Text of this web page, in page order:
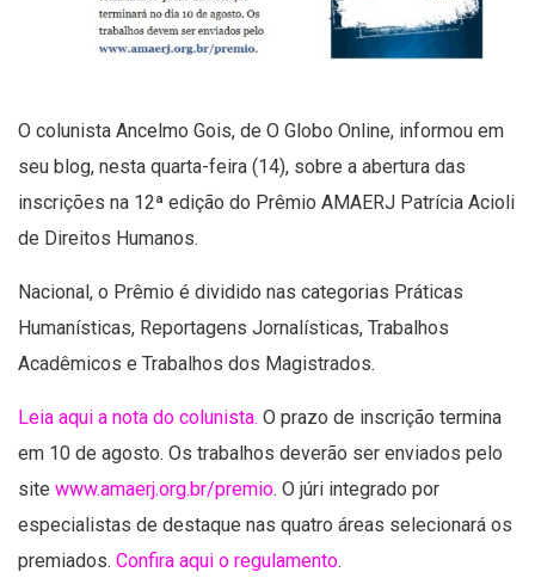
O colunista Ancelmo Gois, de O Globo Online, informou em
seu blog, nesta quarta-feira (14), sobre a abertura das
inscrições na 12ª edição do Prêmio AMAERJ Patrícia Acioli
de Direitos Humanos.
Nacional, o Prêmio é dividido nas categorias Práticas
Humanísticas, Reportagens Jornalísticas, Trabalhos
Acadêmicos e Trabalhos dos Magistrados.
Leia aqui a nota do colunista. O prazo de inscrição termina
em 10 de agosto. Os trabalhos deverão ser enviados pelo
site www.amaerj.org.br/premio. O júri integrado por
especialistas de destaque nas quatro áreas selecionará os
premiados. Confira aqui o regulamento.